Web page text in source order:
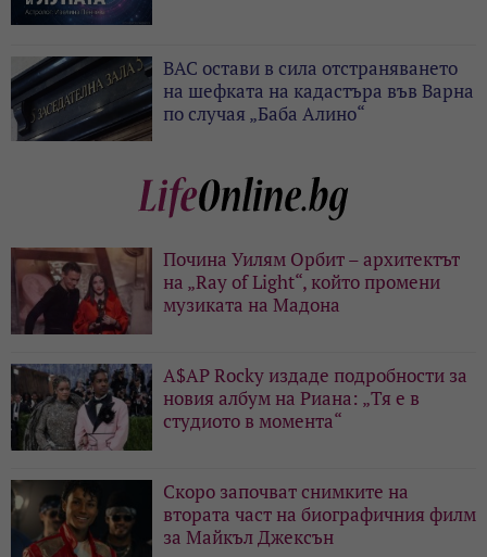
ВАС остави в сила отстраняването
на шефката на кадастъра във Варна
по случая „Баба Алино“
Почина Уилям Орбит – архитектът
на „Ray of Light“, който промени
музиката на Мадона
A$AP Rocky издаде подробности за
новия албум на Риана: „Тя е в
студиото в момента“
Скоро започват снимките на
втората част на биографичния филм
за Майкъл Джексън